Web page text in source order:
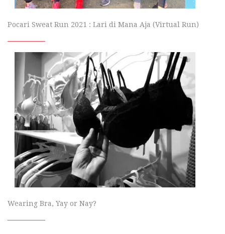
Pocari Sweat Run 2021 : Lari di Mana Aja (Virtual Run)
Wearing Bra, Yay or Nay?